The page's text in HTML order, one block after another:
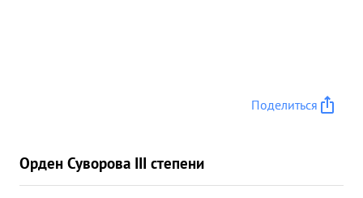
Поделиться
Орден Суворова III степени